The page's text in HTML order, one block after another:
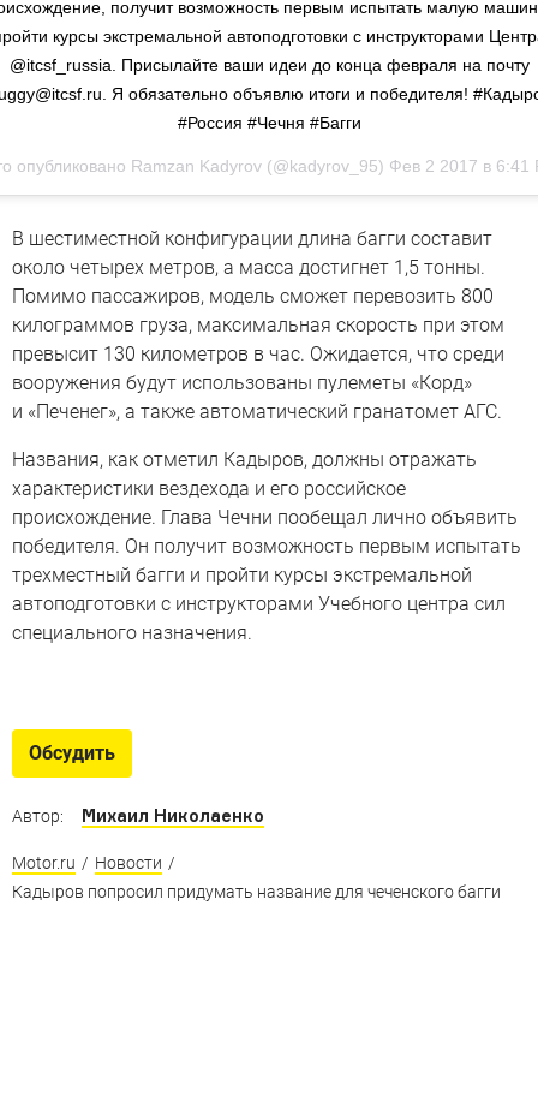
получит возможность первым испытать малую
курсы экстремальной автоподготовки с инструкторами
@itcsf_russia. Присылайте ваши идеи до конца февраля на почту
Я обязательно объявлю итоги и победителя!
#Россия #Чечня #Багги
опубликовано Ramzan Kadyrov (@kadyrov_95) Фев 2 2017 в 6:41
В шестиместной конфигурации длина багги составит
около четырех метров, а масса достигнет 1,5 тонны.
Помимо пассажиров, модель сможет перевозить 800
килограммов груза, максимальная скорость при этом
превысит 130 километров в час. Ожидается, что среди
вооружения будут использованы пулеметы «Корд»
и «Печенег», а также автоматический гранатомет АГС.
Названия, как отметил Кадыров, должны отражать
характеристики вездехода и его российское
происхождение. Глава Чечни пообещал лично объявить
победителя. Он получит возможность первым испытать
трехместный багги и пройти курсы экстремальной
автоподготовки с инструкторами Учебного центра сил
специального назначения.
Обсудить
Автор: Михаил Николаенко
Motor.ru / Новости /
Кадыров попросил придумать название для чеченского багги